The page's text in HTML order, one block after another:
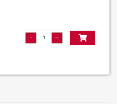
- +